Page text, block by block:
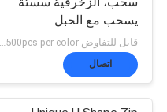
الخصوصية
يسحب مع الحبل
اتصال